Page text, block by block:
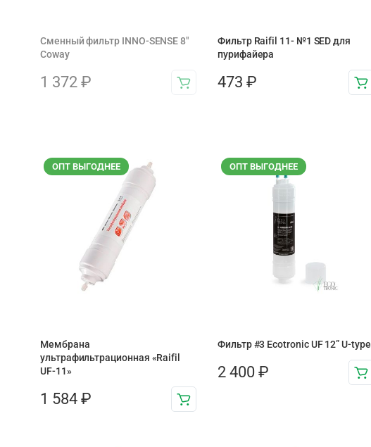
Сменный фильтр INNO-SENSE 8"
Coway
1 372 ₽
Фильтр Raifil 11- №1 SED для
пурифайера
473 ₽
ОПТ ВЫГОДНЕЕ
Мембрана
ультрафильтрационная «Raifil
UF-11»
1 584 ₽
ОПТ ВЫГОДНЕЕ
Фильтр #3 Ecotronic UF 12” U-type
2 400 ₽